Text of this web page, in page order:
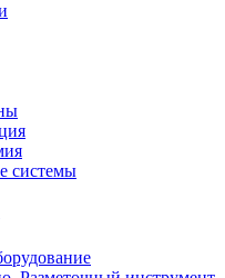
системы